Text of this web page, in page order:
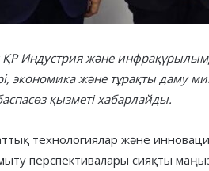
ҚР Индустрия және
экономика және тұрақты даму
қызметі хабарлайды.
технологиялар және
перспективалары сияқты